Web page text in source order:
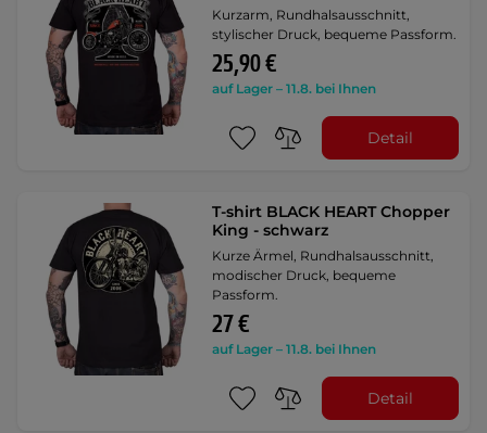
Kurzarm, Rundhalsausschnitt,
stylischer Druck, bequeme Passform.
25,90 €
auf Lager – 11.8. bei Ihnen
Detail
T-shirt BLACK HEART Chopper
King - schwarz
Kurze Ärmel, Rundhalsausschnitt,
modischer Druck, bequeme
Passform.
27 €
auf Lager – 11.8. bei Ihnen
Detail